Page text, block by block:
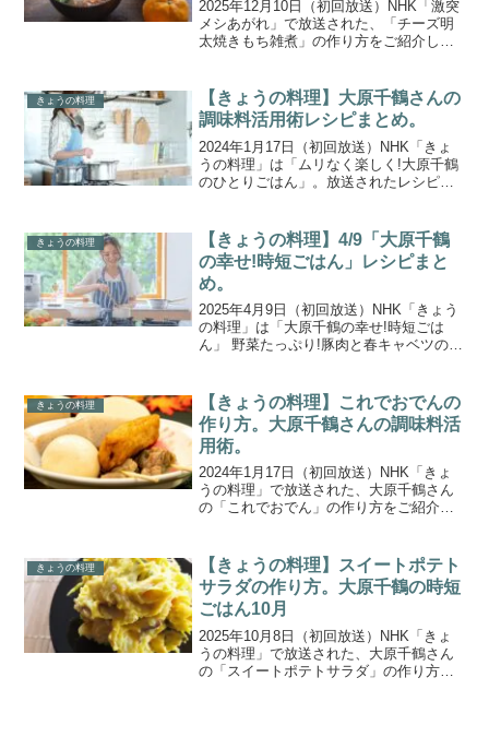
2025年12月10日（初回放送）NHK「激突
メシあがれ」で放送された、「チーズ明
太焼きもち雑煮」の作り方をご紹介しま
ュア料理自慢たちが挑んだのは、「もち
カツ丼」や...
きょうの料理
【きょうの料理】大原千鶴さんの
調味料活用術レシピまとめ。
2024年1月17日（初回放送）NHK「きょ
うの料理」は「ムリなく楽しく!大原千鶴
のひとりごはん」。放送されたレシピを
のうまみ活用術！ナムプラー、しょっつ
るなどの魚しょう...
きょうの料理
【きょうの料理】4/9「大原千鶴
の幸せ!時短ごはん」レシピまと
め。
2025年4月9日（初回放送）NHK「きょう
の料理」は「大原千鶴の幸せ!時短ごは
ん」 野菜たっぷり!豚肉と春キャベツのオ
毎日でも、しっかりごはんを楽しみた
い！そんな願...
きょうの料理
【きょうの料理】これでおでんの
作り方。大原千鶴さんの調味料活
用術。
2024年1月17日（初回放送）NHK「きょ
うの料理」で放送された、大原千鶴さん
の「これでおでん」の作り方をご紹介し
つるなどの魚しょう、オイスターソー
ス、焼き肉のたれの...
きょうの料理
【きょうの料理】スイートポテト
サラダの作り方。大原千鶴の時短
ごはん10月
2025年10月8日（初回放送）NHK「きょ
うの料理」で放送された、大原千鶴さん
の「スイートポテトサラダ」の作り方を